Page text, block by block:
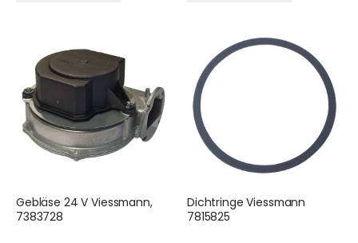
Gebläse 24 V Viessmann,
7383728
Dichtringe Viessmann
7815825